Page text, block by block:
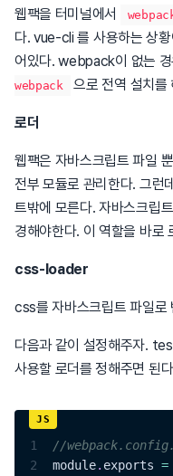
웹팩을 터미널에서
다. vue-cli 를 사용하는 상
어있다. webpack이 없는
webpack
으로 전역 설치를
로더
웹팩은 자바스크립트 파일
전부 모듈로 관리한다. 그런
트밖에 모른다. 자바스크립
경해야한다. 이 역할을 바로
css-loader
css를 자바스크립트 파일로
다음과 같이 설정해주자.
사용할 로더를 정해주면 된
1
//
2
module. exports =